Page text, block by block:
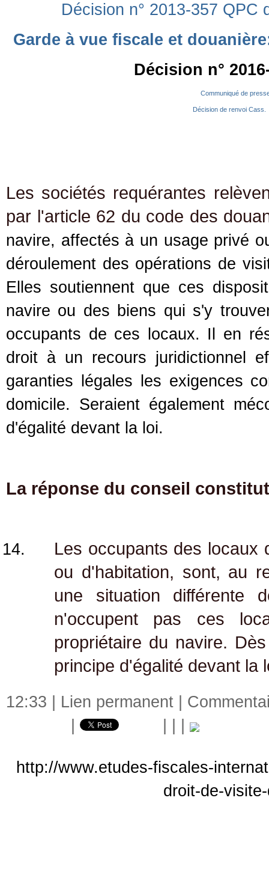
Décision n° 2013-357 QPC
Garde à vue fiscale et
Décision n°
Communiqué de
Décision de renvoi Cass.
Les sociétés requérantes
par l'article 62 du code des
navire, affectés à un usage privé
déroulement des opérations de
Elles soutiennent que ces
navire ou des biens qui s'y
occupants de ces locaux. Il en
droit à un recours juridictionnel
garanties légales les exigences
domicile. Seraient également
d'égalité devant la loi.
La réponse du conseil
Les occupants des locaux
ou d'habitation, sont, au
une situation différente
n'occupent pas ces
propriétaire du navire.
principe d'égalité devant la
12:33 | Lien permanent
http://www.etudes-fiscales-
droit-de-